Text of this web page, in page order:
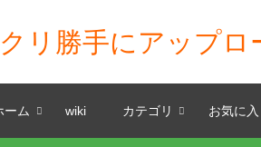
リ勝手にアップロ
ーム wiki カテゴリ お気に